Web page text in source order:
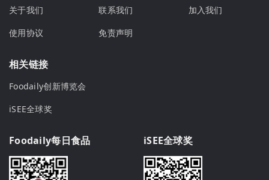
关于我们 联系我们
加入我们
使用协议
免责声明
相关链接
Foodaily创新博览会
iSEE全球奖
Foodaily每日食品 iSEE全球奖